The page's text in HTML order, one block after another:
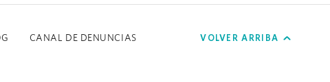
VOLVER ARRIBA
CANAL DE DENUNCIAS